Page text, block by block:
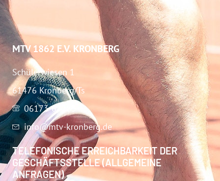
MTV 1862 E.V. KRONBERG
Schülerwiesen 1
61476 Kronberg/Ts
06173-67283
info@mtv-kronberg.de
TELEFONISCHE ERREICHBARKEIT DER
GESCHÄFTSSTELLE (ALLGEMEINE
ANFRAGEN)